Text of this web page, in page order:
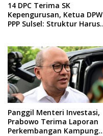
14 DPC Terima SK
Kepengurusan, Ketua DPW
PPP Sulsel: Struktur Harus
Panggil Menteri Investasi,
Prabowo Terima Laporan
Perkembangan Kampung